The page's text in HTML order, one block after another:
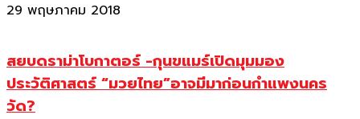
29 พฤษภาคม 2018
สยบดราม่าโบกาตอร์ -กุนขแมร์เปิดมุมมอง
ประวัติศาสตร์ “มวยไทย”อาจมีมาก่อนกำแพงนคร
วัด?